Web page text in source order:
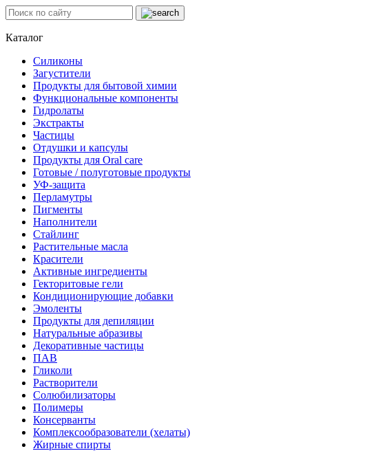
Каталог
Силиконы
Загустители
Продукты для бытовой химии
Функциональные компоненты
Гидролаты
Экстракты
Частицы
Отдушки и капсулы
Продукты для Oral care
Готовые / полуготовые продукты
УФ-защита
Перламутры
Пигменты
Наполнители
Стайлинг
Растительные масла
Красители
Активные ингредиенты
Гекторитовые гели
Кондиционирующие добавки
Эмоленты
Продукты для депиляции
Натуральные абразивы
Декоративные частицы
ПАВ
Гликоли
Растворители
Солюбилизаторы
Полимеры
Консерванты
Комплексообразователи (хелаты)
Жирные спирты